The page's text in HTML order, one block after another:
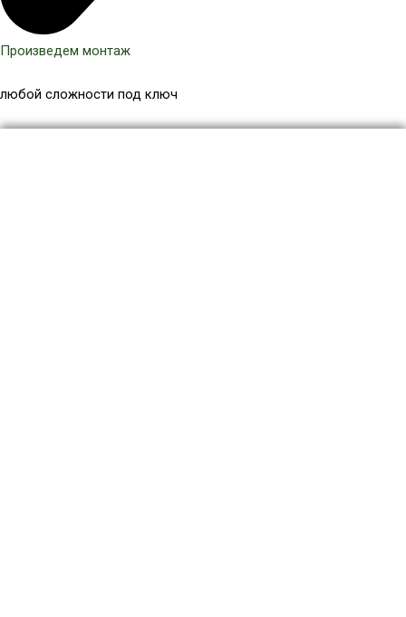
Произведем монтаж
любой сложности под ключ